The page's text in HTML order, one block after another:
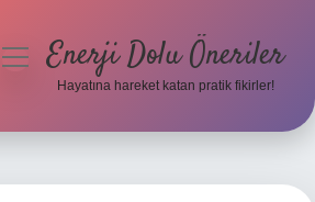
menüyüEnerji Dolu Öneriler
Hayatına hareket katan pratik fikirler!